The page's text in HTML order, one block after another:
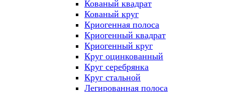
Кованый квадрат
Кованый круг
Криогенная полоса
Криогенный квадрат
Криогенный круг
Круг оцинкованный
Круг серебрянка
Круг стальной
Легированная полоса